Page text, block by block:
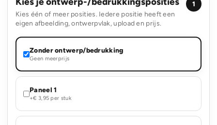
Kies één of meer posities. Iedere positie heeft een
eigen afbeelding, ontwerpvlak, upload en prijs.
1
Zonder ontwerp/bedrukking
Geen meerprijs
Paneel 1
+€ 3,95 per stuk